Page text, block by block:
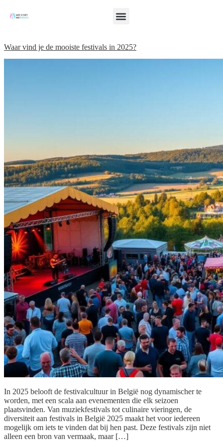
Waar vind je de mooiste festivals in 2025?
In 2025 belooft de festivalcultuur in België nog dynamischer te
worden, met een scala aan evenementen die elk seizoen
plaatsvinden. Van muziekfestivals tot culinaire vieringen, de
diversiteit aan festivals in België 2025 maakt het voor iedereen
mogelijk om iets te vinden dat bij hen past. Deze festivals zijn niet
alleen een bron van vermaak, maar […]